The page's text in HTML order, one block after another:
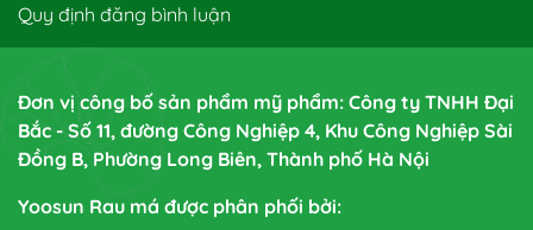
Quy định đăng bình luận
Đơn vị công bố sản phẩm mỹ phẩm: Công ty TNHH Đại
Bắc - Số 11, đường Công Nghiệp 4, Khu Công Nghiệp Sài
Đồng B, Phường Long Biên, Thành phố Hà Nội
Yoosun Rau má được phân phối bởi: